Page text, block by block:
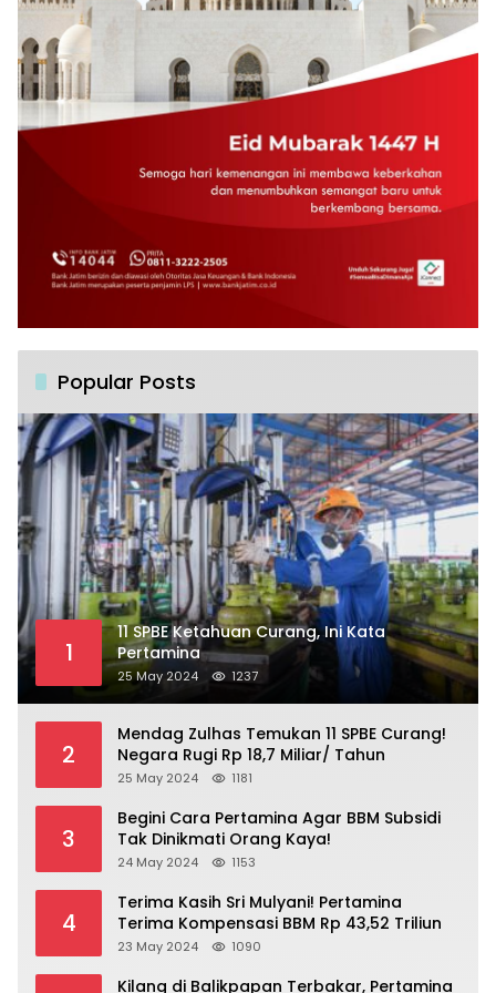
Popular Posts
1
11 SPBE Ketahuan Curang, Ini Kata
Pertamina
25 May 2024 1237
2
Mendag Zulhas Temukan 11 SPBE Curang!
Negara Rugi Rp 18,7 Miliar/ Tahun
25 May 2024 1181
3
Begini Cara Pertamina Agar BBM Subsidi
Tak Dinikmati Orang Kaya!
24 May 2024 1153
4
Terima Kasih Sri Mulyani! Pertamina
Terima Kompensasi BBM Rp 43,52 Triliun
23 May 2024 1090
Kilang di Balikpapan Terbakar, Pertamina